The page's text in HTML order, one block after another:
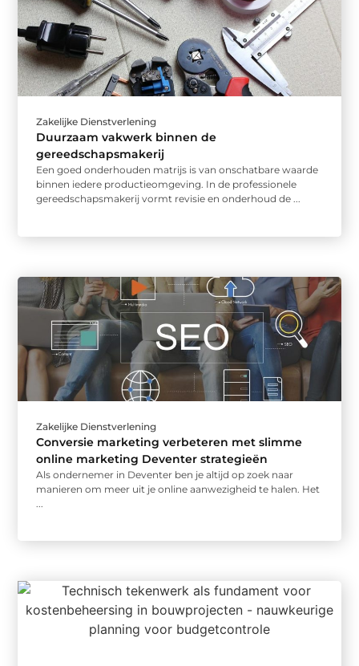
Zakelijke Dienstverlening
Duurzaam vakwerk binnen de
gereedschapsmakerij
Een goed onderhouden matrijs is van onschatbare waarde
binnen iedere productieomgeving. In de professionele
gereedschapsmakerij vormt revisie en onderhoud de ...
Zakelijke Dienstverlening
Conversie marketing verbeteren met slimme
online marketing Deventer strategieën
Als ondernemer in Deventer ben je altijd op zoek naar
manieren om meer uit je online aanwezigheid te halen. Het